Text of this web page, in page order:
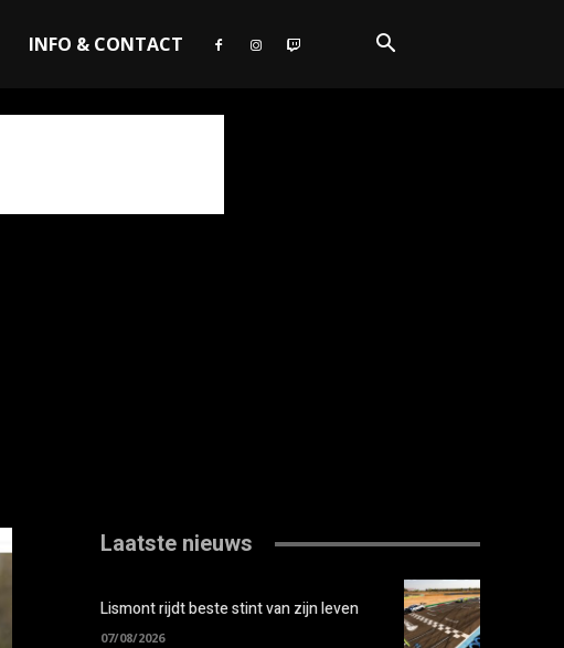
INFO & CONTACT
Laatste nieuws
Lismont rijdt beste stint van zijn leven
07/08/2026